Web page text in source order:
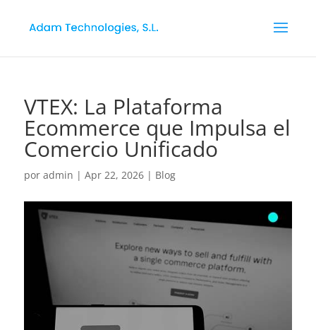
VTEX: La Plataforma
Ecommerce que Impulsa el
Comercio Unificado
por admin | Apr 22, 2026| Blog